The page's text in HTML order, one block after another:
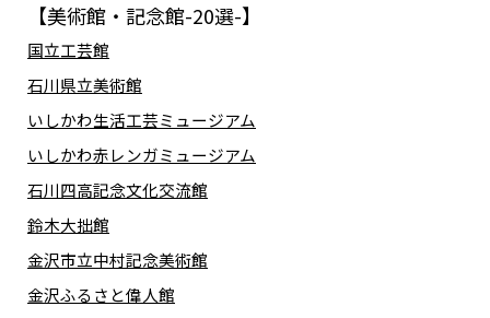
【美術館・記念館-20選-】
国立工芸館
石川県立美術館
いしかわ生活工芸ミュージアム
いしかわ赤レンガミュージアム
石川四高記念文化交流館
鈴木大拙館
金沢市立中村記念美術館
金沢ふるさと偉人館